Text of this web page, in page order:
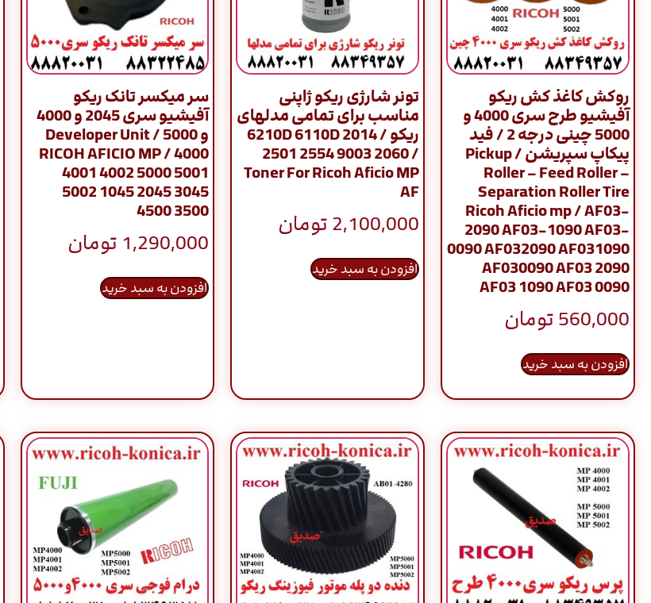
روکش کاغذ کش ریکو
آفیشیو طرح سری 4000 و
5000 چینی درجه 2 / فید
پیکاپ سپریشن / Pickup
Roller – Feed Roller –
Separation Roller Tire
Ricoh Aficio mp / AF03-
2090 AF03-1090 AF03-
0090 AF032090 AF031090
AF030090 AF03 2090
AF03 1090 AF03 0090
560,000تومان
افزودن به سبد خرید
تونر شارژی ریکو ژاپنی
مناسب برای تمامی مدلهای
ریکو / 6210D 6110D 2014
2501 2554 9003 2060 /
Toner For Ricoh Aficio MP
AF
2,100,000تومان
افزودن به سبد خرید
سر میکسر تانک ریکو
آفیشیو سری 2045 و 4000
و 5000 / Developer Unit
RICOH AFICIO MP / 4000
4001 4002 5000 5001
5002 1045 2045 3045
4500 3500
1,290,000 تومان
افزودن به سبد خرید